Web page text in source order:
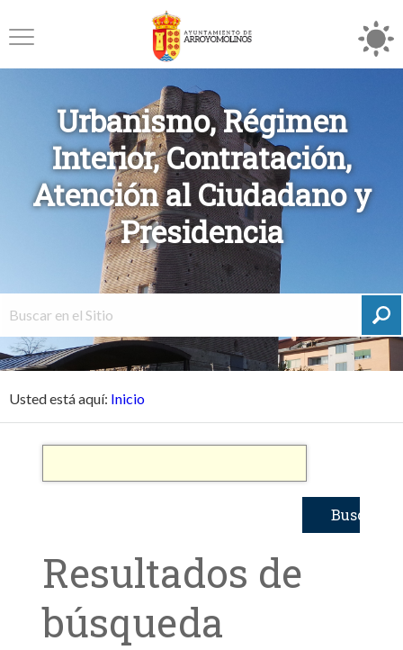
Urbanismo, Régimen
Interior, Contratación,
Atención al Ciudadano y
Presidencia
Usted está aquí: Inicio
Resultados de
búsqueda